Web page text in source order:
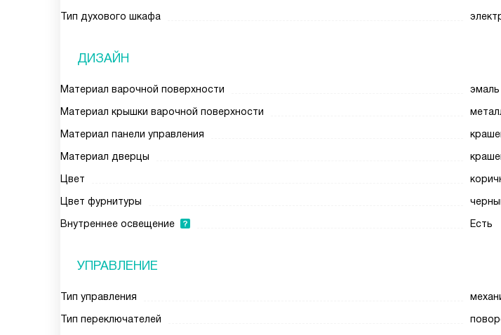
Тип духового шкафа
ДИЗАЙН
Материал варочной поверхности
эмаль
Материал крышки варочной поверхности
Материал панели управления
Материал дверцы
Цвет
Цвет фурнитуры
Внутреннее освещение
Есть
УПРАВЛЕНИЕ
Тип управления
Тип переключателей